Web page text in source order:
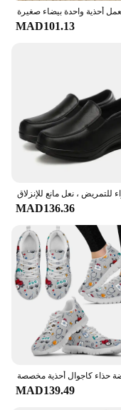
MAD101.13
MAD136.36
MAD139.49